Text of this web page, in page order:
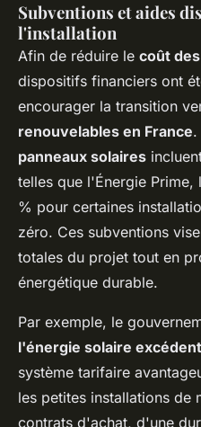
Subventions et aides
l'installation
Afin de réduire le coût
dispositifs financiers ont
encourager la transition
renouvelables en France.
panneaux solaires
telles que l'Énergie
% pour certaines
zéro. Ces subventions
totales du projet tout en
énergétique durable.
Par exemple, le
l'énergie solaire
système tarifaire
les petites installations de
contrats d'achat, d'une